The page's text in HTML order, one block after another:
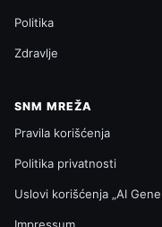
Politika
Zdravlje
SNM MREŽA
Pravila korišćenja
Politika privatnosti
Uslovi korišćenja „AI
Impressum